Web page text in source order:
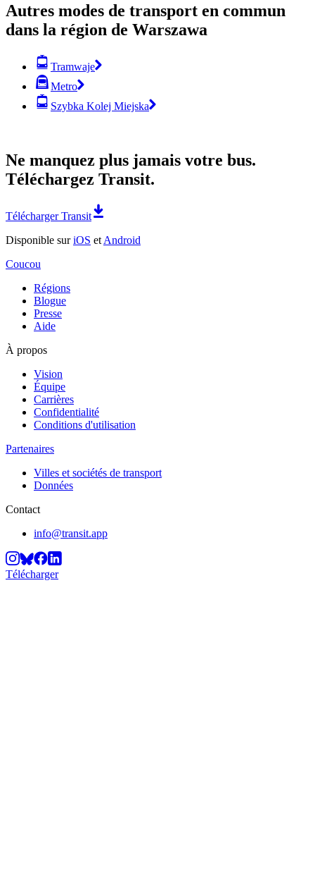
Autres modes de transport en commun
dans la région de Warszawa
Tramwaje
Metro
Szybka Kolej Miejska
Ne manquez plus jamais votre bus.
Téléchargez Transit.
Télécharger Transit
Disponible suriOS et Android
Coucou
Régions
Blogue
Presse
Aide
À propos
Vision
Équipe
Carrières
Confidentialité
Conditions d'utilisation
Partenaires
Villes et sociétés de transport
Données
Contact
info@transit.app
Télécharger